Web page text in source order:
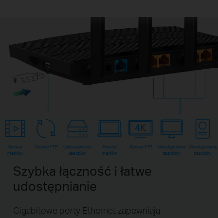
Serwer
mediów
Serwer FTP
Udostępnianie
zasobów
Serwer
mediów
Serwer FTP
Udostępnianie
zasobów
Udostępnianie
zasobów
Szybka łączność i łatwe
udostępnianie
Gigabitowe porty Ethernet zapewniają